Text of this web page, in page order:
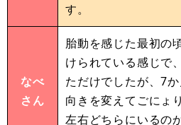
す。
なべ
さん
胎動を感じた最初の
けられている感じで
ただけでしたが、7
向きを変えてごにょ
左右どちらにいるの